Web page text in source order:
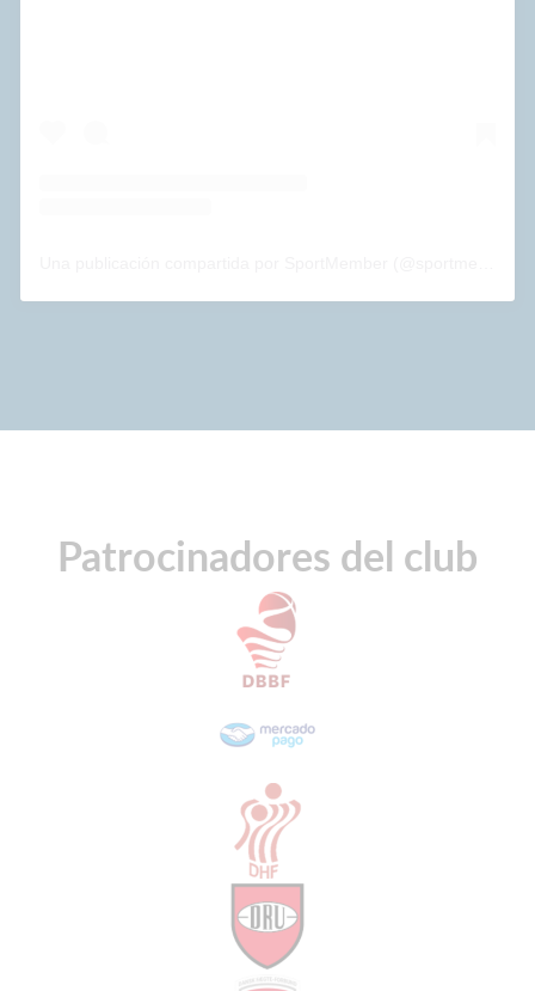
Patrocinadores del club